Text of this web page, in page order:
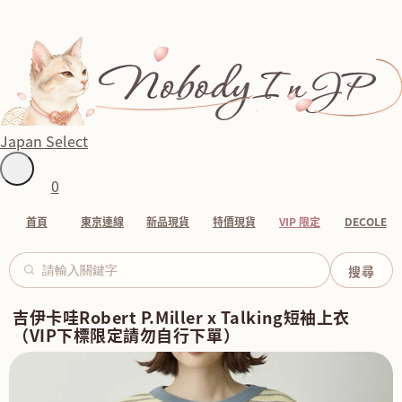
Japan Select
0
首頁 東京連線 新品現貨 特價現貨 VIP 限定 DECOLE
吉伊卡哇Robert P.Miller x Talking短袖上衣
（VIP下標限定請勿自行下單）